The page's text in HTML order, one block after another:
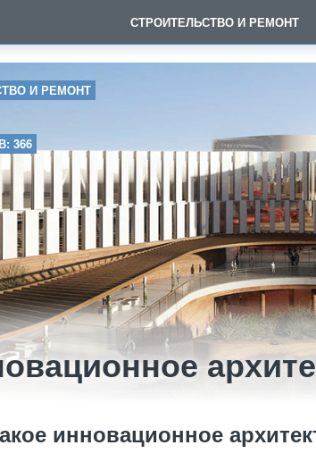
СТРОИТЕЛЬСТВО И РЕМОНТ
И РЕМОНТ
366
инновационное